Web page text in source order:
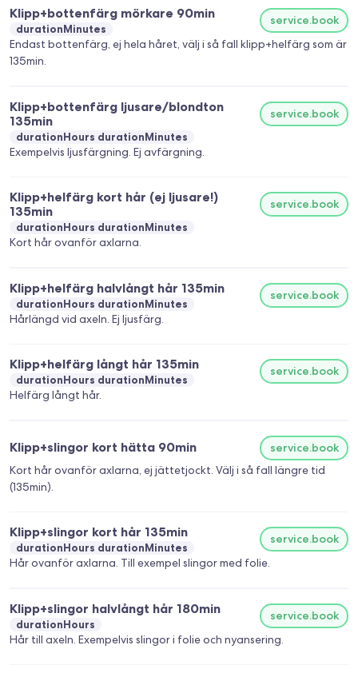
Klipp+bottenfärg mörkare 90min
durationMinutes
service.book
Endast bottenfärg, ej hela håret, välj i så fall klipp+helfärg som är
135min.
Klipp+bottenfärg ljusare/blondton
135min
durationHours durationMinutes
service.book
Exempelvis ljusfärgning. Ej avfärgning.
Klipp+helfärg kort hår (ej ljusare!)
135min
durationHours durationMinutes
service.book
Kort hår ovanför axlarna.
Klipp+helfärg halvlångt hår 135min
durationHours durationMinutes
service.book
Hårlängd vid axeln. Ej ljusfärg.
Klipp+helfärg långt hår 135min
durationHours durationMinutes
service.book
Helfärg långt hår.
Klipp+slingor kort hätta 90min
service.book
Kort hår ovanför axlarna, ej jättetjockt. Välj i så fall längre tid
(135min).
Klipp+slingor kort hår 135min
durationHours durationMinutes
service.book
Hår ovanför axlarna. Till exempel slingor med folie.
Klipp+slingor halvlångt hår 180min
durationHours
service.book
Hår till axeln. Exempelvis slingor i folie och nyansering.